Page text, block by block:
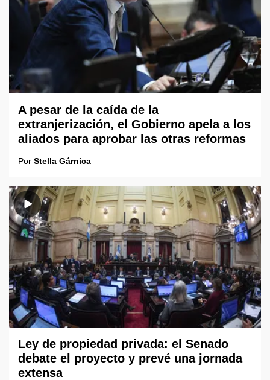
A pesar de la caída de la
extranjerización, el Gobierno apela a los
aliados para aprobar las otras reformas
Por Stella Gárnica
Ley de propiedad privada: el Senado
debate el proyecto y prevé una jornada
extensa